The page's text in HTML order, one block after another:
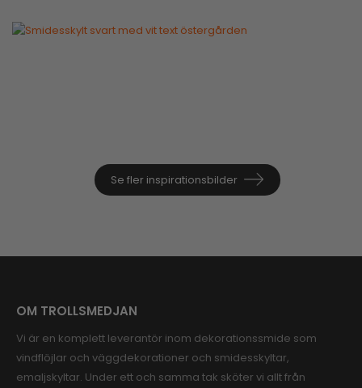
Se fler inspirationsbilder
OM TROLLSMEDJAN
Vi är en komplett leverantör inom dekorationssmide som
vindflöjlar och väggdekorationer och smidesskyltar,
emaljskyltar. Under ett och samma tak sköter vi allt från